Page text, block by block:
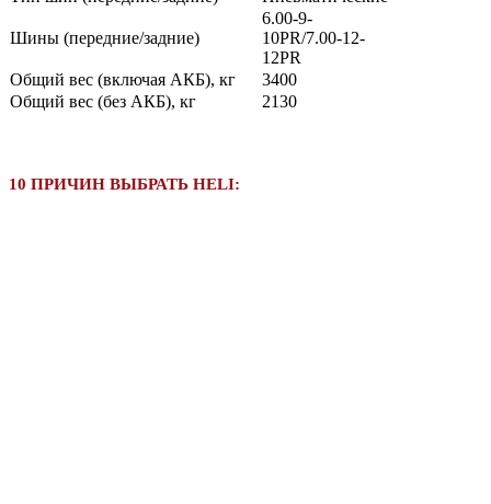
Шины (передние/задние)
6.00-9-
10PR/7.00-12-
12PR
Общий вес (включая АКБ), кг
3400
Общий вес (без АКБ), кг
2130
10 ПРИЧИН ВЫБРАТЬ HELI: